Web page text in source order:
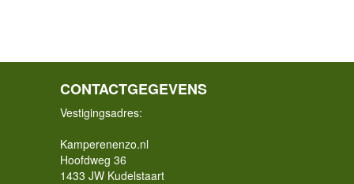
CONTACTGEGEVENS
Vestigingsadres:
Kamperenenzo.nl
Hoofdweg 36
1433 JW Kudelstaart